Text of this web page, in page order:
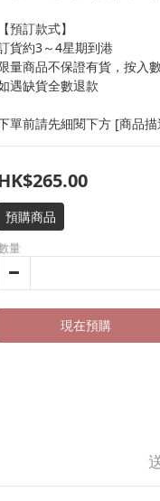
【預訂款式】
貨約3～4星期到港
量商品不保證有貨，按入
遇缺貨全數退款
單前請先細閱下方 [商品
預購商品
量
現在預購